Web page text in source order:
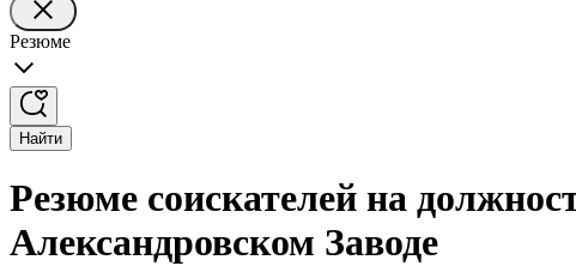
Резюме
Найти
Резюме соискателей на
Александровском Заводе